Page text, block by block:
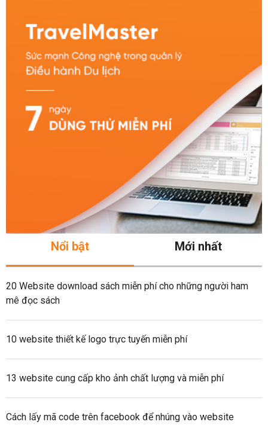
Nổi bật Mới nhất
20 Website download sách miễn phí cho những người ham
mê đọc sách
10 website thiết kế logo trực tuyến miễn phí
13 website cung cấp kho ảnh chất lượng và miễn phí
Cách lấy mã code trên facebook để nhúng vào website